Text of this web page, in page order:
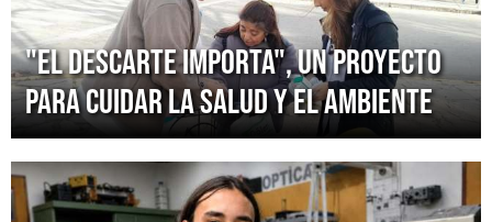
"El Descarte Importa", un proyecto
para cuidar la salud y el ambiente